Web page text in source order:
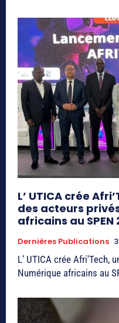
L’ UTICA crée
des acteurs
africains au SPEN
Dernières Publications
L’ UTICA crée Afri'Tech, un fédérateur des acteurs du
Numérique africains au